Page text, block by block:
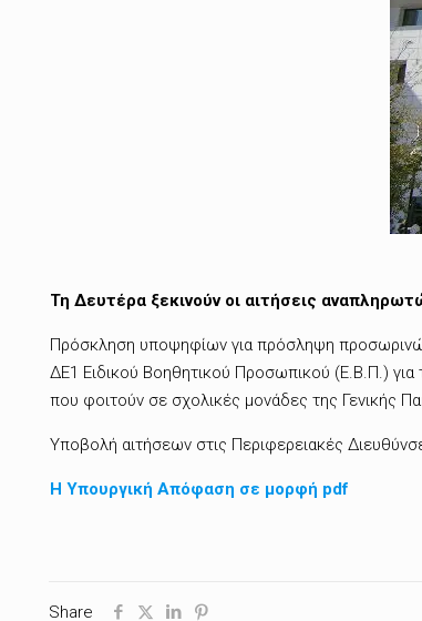
Τη Δευτέρα ξεκινούν οι αιτήσεις
Πρόσκληση υποψηφίων για πρόσληψη
ΔΕ1 Ειδικού Βοηθητικού Προσωπικού (Ε.Β.Π.)
που φοιτούν σε σχολικές μονάδες της Γενικής
Υποβολή αιτήσεων στις Περιφερειακές
Η Υπουργική Απόφαση σε μορφή pdf
Share